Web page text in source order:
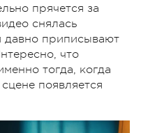
прячется за
снялась
приписывают
что
тогда, когда
появляется